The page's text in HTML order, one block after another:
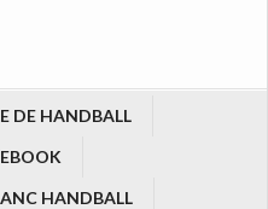
DE HANDBALL
HANDBALL